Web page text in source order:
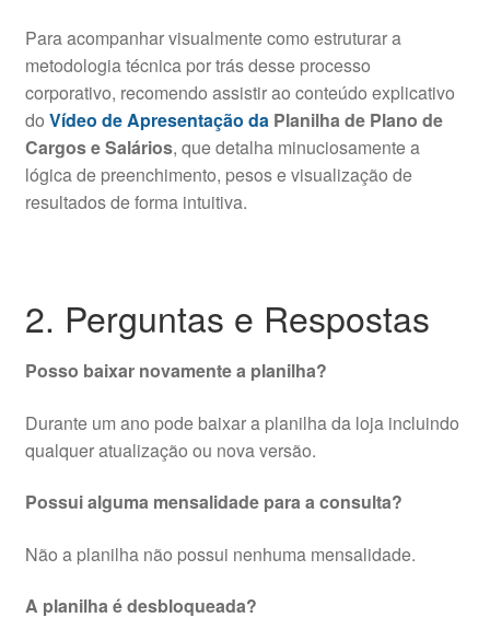
Para acompanhar visualmente como estruturar a
metodologia técnica por trás desse processo
corporativo, recomendo assistir ao conteúdo explicativo
do Vídeo de Apresentação daPlanilha de Plano de
Cargos e Salários, que detalha minuciosamente a
lógica de preenchimento, pesos e visualização de
resultados de forma intuitiva.
2. Perguntas e Respostas
Posso baixar novamente a planilha?
Durante um ano pode baixar a planilha da loja incluindo
qualquer atualização ou nova versão.
Possui alguma mensalidade para a consulta?
Não a planilha não possui nenhuma mensalidade.
A planilha é desbloqueada?